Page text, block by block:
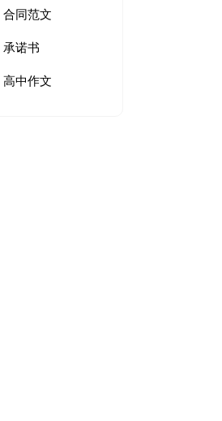
600字
合同范文
承诺书
高中作文